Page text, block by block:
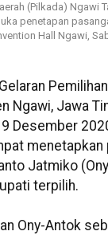
(Pilkada) Ngawi
penetapan
Hall Ngawi,
Ngawi, Jawa
Desember
menetapkan
Jatmiko
terpilih.
Ony-Antok